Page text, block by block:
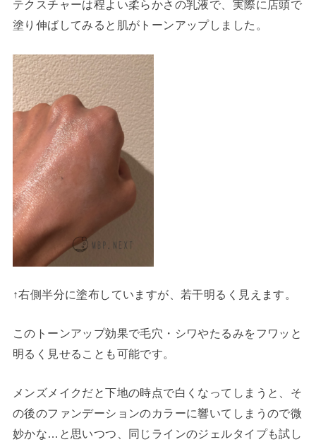
テクスチャーは程よい柔らかさの乳液で、実際に店頭で
塗り伸ばしてみると肌がトーンアップしました。
↑右側半分に塗布していますが、若干明るく見えます。
このトーンアップ効果で毛穴・シワやたるみをフワッと
明るく見せることも可能です。
メンズメイクだと下地の時点で白くなってしまうと、そ
の後のファンデーションのカラーに響いてしまうので微
妙かな…と思いつつ、同じラインのジェルタイプも試し